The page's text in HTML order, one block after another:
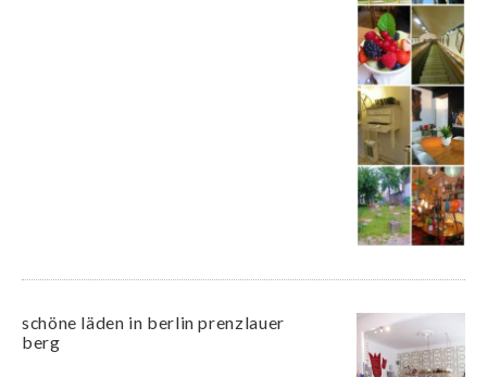
schöne läden in berlin prenzlauer
berg